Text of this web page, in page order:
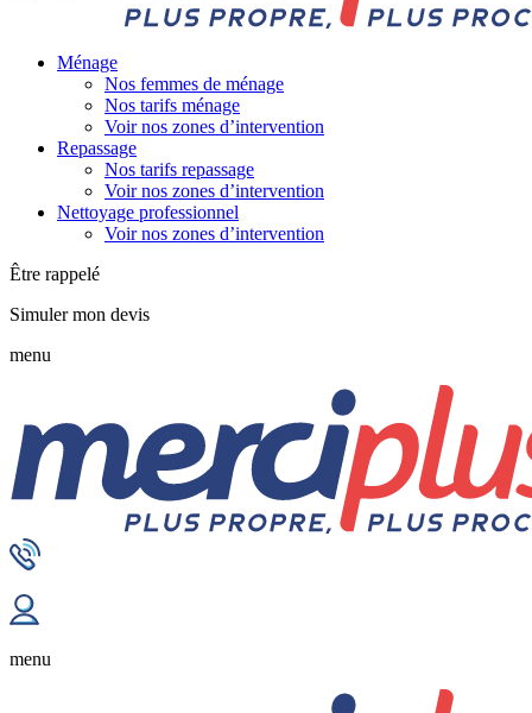
Ménage
Nos femmes de ménage
Nos tarifs ménage
Voir nos zones d’intervention
Repassage
Nos tarifs repassage
Voir nos zones d’intervention
Nettoyage professionnel
Voir nos zones d’intervention
Être rappelé
Simuler mon devis
menu
menu